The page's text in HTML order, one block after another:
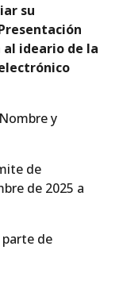
su
ideario de la
y
de
de 2025 a
de